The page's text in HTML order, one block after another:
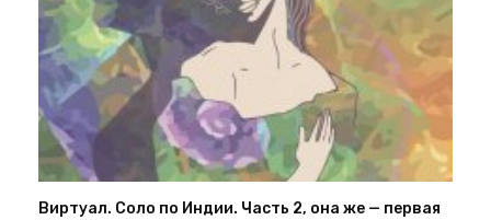
Виртуал. Соло по Индии. Часть 2, она же — первая